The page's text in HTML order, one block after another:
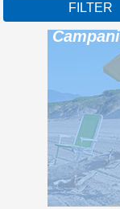
FILTER
A beach
located in
Golfo di